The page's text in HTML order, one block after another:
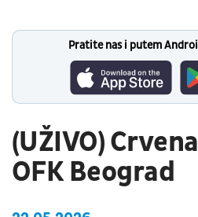
Pratite nas i putem
(UŽIVO)
OFK Beograd